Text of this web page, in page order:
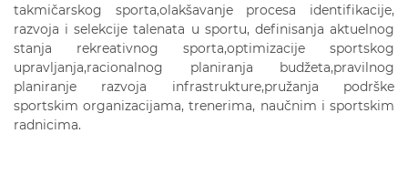
takmičarskog sporta,olakšavanje procesa identifikacije,
razvoja i selekcije talenata u sportu, definisanja aktuelnog
stanja rekreativnog sporta,optimizacije sportskog
upravljanja,racionalnog planiranja budžeta,pravilnog
planiranje razvoja infrastrukture,pružanja podrške
sportskim organizacijama, trenerima, naučnim i sportskim
radnicima.